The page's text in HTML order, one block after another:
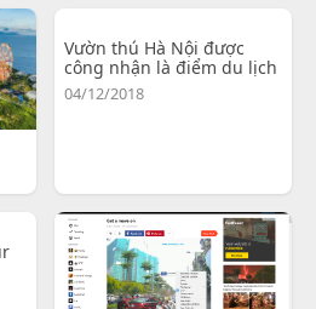
Vườn thú Hà Nội được
công nhận là điểm du lịch
04/12/2018